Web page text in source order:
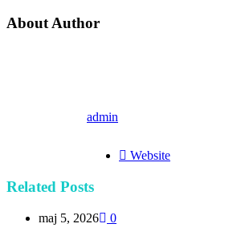
About Author
admin
Website
Related Posts
maj 5, 2026 0